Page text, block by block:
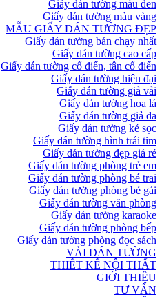
Giấy dán tường màu đen
Giấy dán tường màu vàng
MẪU GIẤY DÁN TƯỜNG ĐẸP
Giấy dán tường bán chạy nhất
Giấy dán tường cao cấp
Giấy dán tường cổ điển, tân cổ điển
Giấy dán tường hiện đại
Giấy dán tường giả vải
Giấy dán tường hoa lá
Giấy dán tường giả da
Giấy dán tường kẻ sọc
Giấy dán tường hình trái tim
Giấy dán tường đẹp giá rẻ
Giấy dán tường phòng trẻ em
Giấy dán tường phòng bé trai
Giấy dán tường phòng bé gái
Giấy dán tường văn phòng
Giấy dán tường karaoke
Giấy dán tường phòng bếp
Giấy dán tường phòng đọc sách
VẢI DÁN TƯỜNG
THIẾT KẾ NỘI THẤT
GIỚI THIỆU
TƯ VẤN